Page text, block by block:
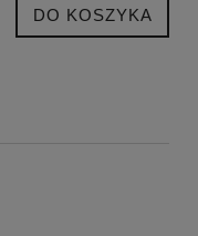
DO KOSZYKA